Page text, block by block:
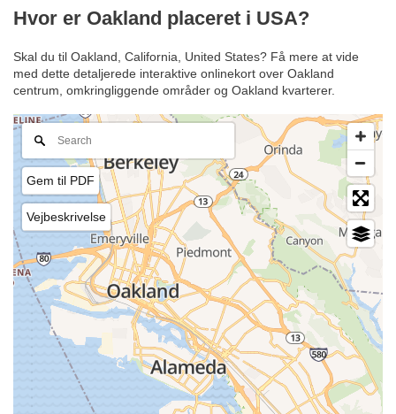
Hvor er Oakland placeret i USA?
Skal du til Oakland, California, United States? Få mere at vide
med dette detaljerede interaktive onlinekort over Oakland
centrum, omkringliggende områder og Oakland kvarterer.
Gem til PDF
Vejbeskrivelse